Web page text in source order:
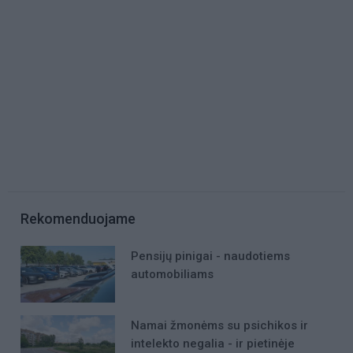
Rekomenduojame
Pensijų pinigai - naudotiems
automobiliams
Namai žmonėms su psichikos ir
intelekto negalia - ir pietinėje